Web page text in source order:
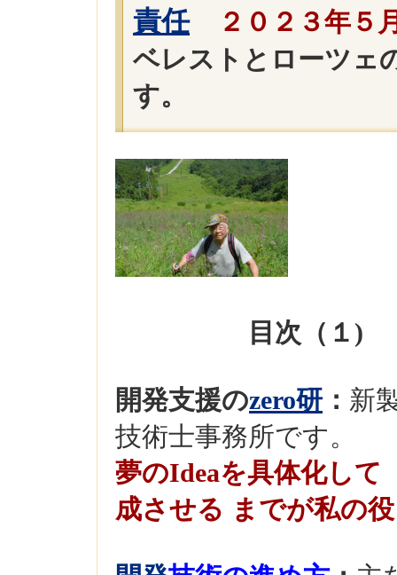
責任
２ ０２３年５
ベレストとローツェ
す。
目次（１)
開発支援のzero研 ： 新
技術士事務所です。
夢のIdeaを具体化し
成させる までが私の